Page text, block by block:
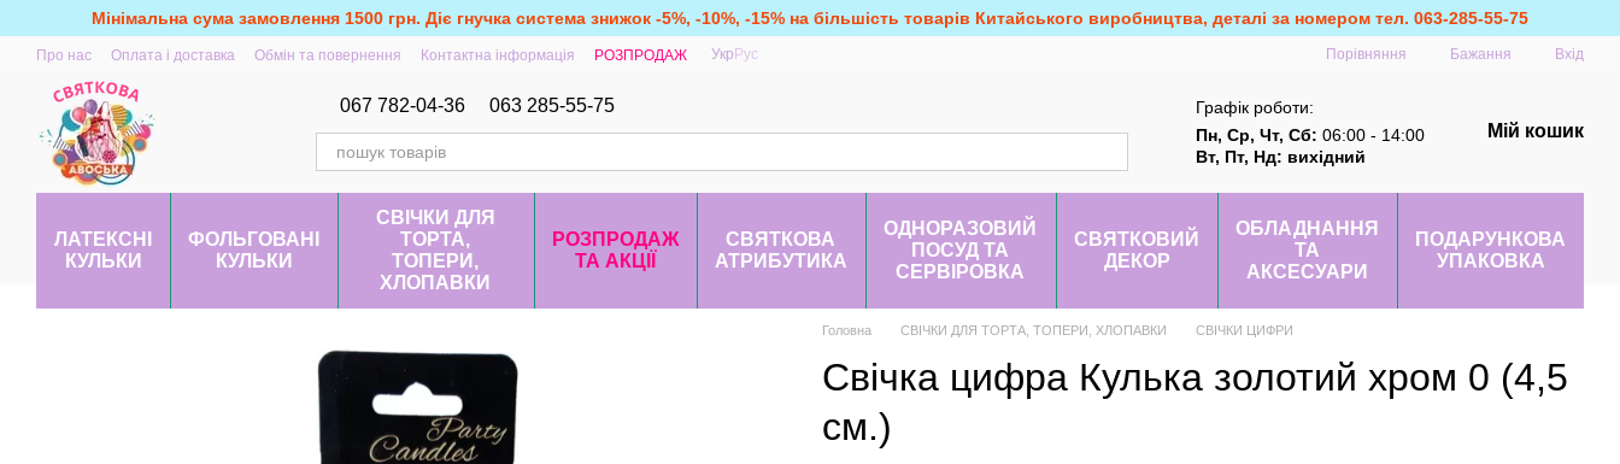
Перейти до основного контенту
Мінімальна сума замовлення 1500 грн. Діє гнучка система знижок -5%, -10%, -15% на більшість товарів Китайського виробництва, деталі за номером тел. 063-285-55-75
Про нас Оплата і доставка Обмін та повернення Контактна інформація РОЗПРОДАЖ Укр Рус Порівняння Бажання Вхід
067 782-04-36 063 285-55-75
Графік роботи:
Пн, Ср, Чт, Сб: 06:00 - 14:00
Вт, Пт, Нд: вихідний
Мій кошик
ЛАТЕКСНІ
КУЛЬКИ
ФОЛЬГОВАНІ
КУЛЬКИ
СВІЧКИ ДЛЯ
ТОРТА,
ТОПЕРИ,
ХЛОПАВКИ
РОЗПРОДАЖ
ТА АКЦІЇ
СВЯТКОВА
АТРИБУТИКА
ОДНОРАЗОВИЙ
ПОСУД ТА
СЕРВІРОВКА
СВЯТКОВИЙ
ДЕКОР
ОБЛАДНАННЯ
ТА
АКСЕСУАРИ
ПОДАРУНКОВА
УПАКОВКА
Головна СВІЧКИ ДЛЯ ТОРТА, ТОПЕРИ, ХЛОПАВКИ СВІЧКИ ЦИФРИ
Свічка цифра Кулька золотий хром 0 (4,5
см.)